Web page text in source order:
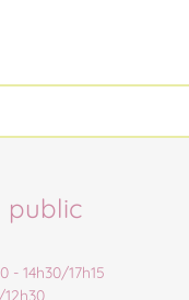
public
- 14h30/17h15